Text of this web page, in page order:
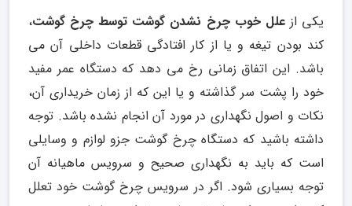
یکی از علل خوب چرخ نشدن گوشت توسط چرخ گوشت،
کند بودن تیغه و یا از کار افتادگی قطعات داخلی آن می
باشد. این اتفاق زمانی رخ می دهد که دستگاه عمر مفید
خود را پشت سر گذاشته و یا این که از زمان خریداری آن،
نکات و اصول نگهداری در مورد آن انجام نشده باشد. توجه
داشته باشید که دستگاه چرخ گوشت جزو لوازم و وسایلی
است که باید به نگهداری صحیح و سرویس ماهیانه آن
توجه بسیاری شود. اگر در سرویس چرخ گوشت خود تعلل